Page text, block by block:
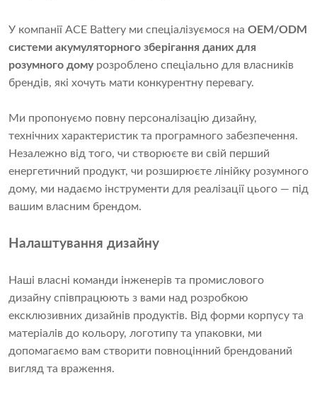
У компанії ACE Battery ми спеціалізуємося на OEM/ODM
системи акумуляторного зберігання даних для
розумного домурозроблено спеціально для власників
брендів, які хочуть мати конкурентну перевагу.
Ми пропонуємо повну персоналізацію дизайну,
технічних характеристик та програмного забезпечення.
Незалежно від того, чи створюєте ви свій перший
енергетичний продукт, чи розширюєте лінійку розумного
дому, ми надаємо інструменти для реалізації цього — під
вашим власним брендом.
Налаштування дизайну
Наші власні команди інженерів та промислового
дизайну співпрацюють з вами над розробкою
ексклюзивних дизайнів продуктів. Від форми корпусу та
матеріалів до кольору, логотипу та упаковки, ми
допомагаємо вам створити повноцінний брендований
вигляд та враження.